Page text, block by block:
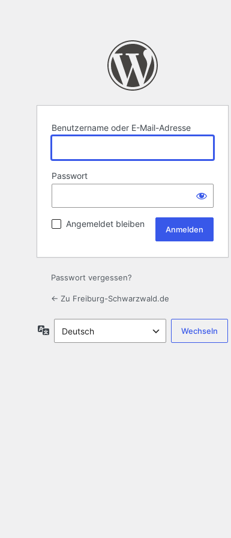
Benutzername oder E-Mail-Adresse
Passwort
Angemeldet bleiben
Passwort vergessen?
← Zu Freiburg-Schwarzwald.de
Sprache